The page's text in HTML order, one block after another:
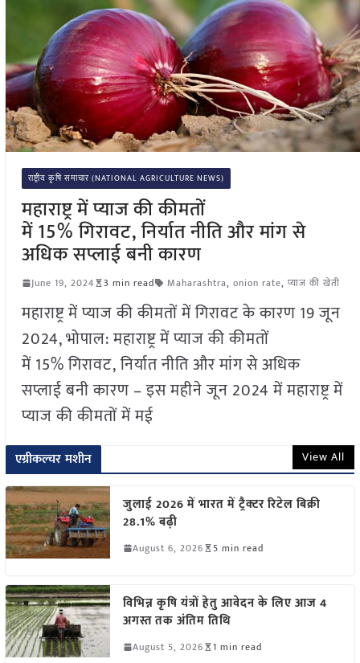
राष्ट्रीय कृषि समाचार (NATIONAL AGRICULTURE NEWS)
महाराष्ट्र में प्याज की कीमतों
में 15% गिरावट, निर्यात नीति और मांग से
अधिक सप्लाई बनी कारण
June 19, 2024 3 min read Maharashtra, onion rate, प्याज की खेती
महाराष्ट्र में प्याज की कीमतों में गिरावट के कारण 19 जून
2024, भोपाल: महाराष्ट्र में प्याज की कीमतों
में 15% गिरावट, निर्यात नीति और मांग से अधिक
सप्लाई बनी कारण – इस महीने जून 2024 में महाराष्ट्र में
प्याज की कीमतों में मई
एग्रीकल्चर मशीन View All
जुलाई 2026 में भारत में ट्रैक्टर रिटेल बिक्री
28.1% बढ़ी
August 6, 2026 5 min read
विभिन्न कृषि यंत्रों हेतु आवेदन के लिए आज 4
अगस्त तक अंतिम तिथि
August 5, 2026 1 min read